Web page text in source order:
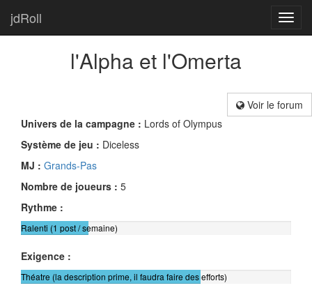
jdRoll
l'Alpha et l'Omerta
Voir le forum
Univers de la campagne : Lords of Olympus
Système de jeu : Diceless
MJ : Grands-Pas
Nombre de joueurs : 5
Rythme :
Ralenti (1 post / semaine)
Exigence :
Théatre (la description prime, il faudra faire des efforts)